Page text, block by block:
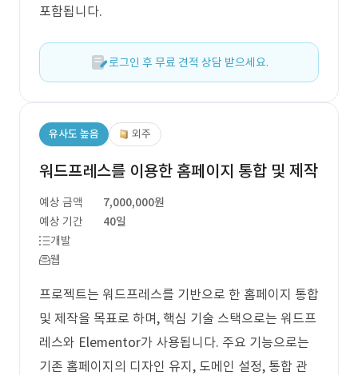
포함됩니다.
로그인 후 무료 견적 상담 받으세요.
유사도 높음 외주
워드프레스를 이용한 홈페이지 통합 및 제작
예상 금액
7,000,000원
예상 기간
40일
개발
웹
프로젝트는 워드프레스를 기반으로 한 홈페이지 통합
및 제작을 목표로 하며, 핵심 기술 스택으로는 워드프
레스와 Elementor가 사용됩니다. 주요 기능으로는
기존 홈페이지의 디자인 유지, 도메인 설정, 통합 관